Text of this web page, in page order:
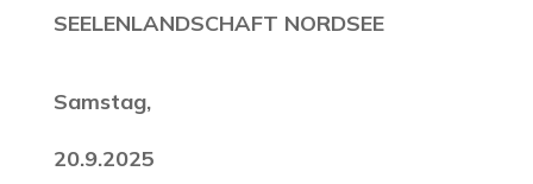
SEELENLANDSCHAFT NORDSEE
Samstag,
20.9.2025